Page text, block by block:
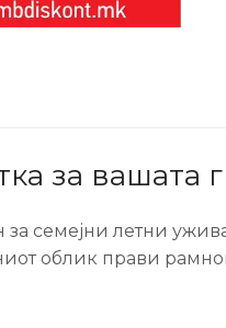
за вашата
за семејни летни
облик прави